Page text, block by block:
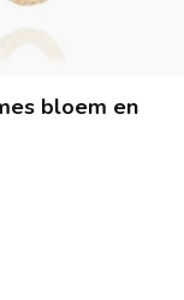
bloem en